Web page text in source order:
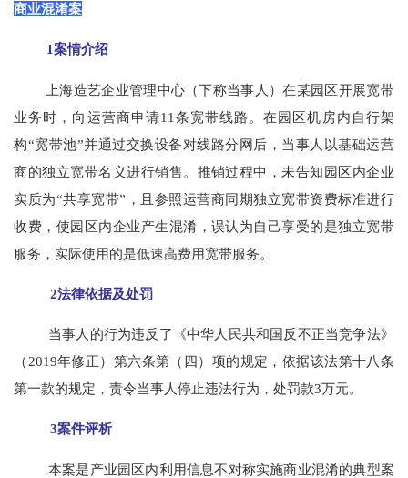
商业混淆案
1案情介绍
上海造艺企业管理中心（下称当事人）在某园区开展宽带
业务时，向运营商申请11条宽带线路。在园区机房内自行架
构“宽带池”并通过交换设备对线路分网后，当事人以基础运营
商的独立宽带名义进行销售。推销过程中，未告知园区内企业
实质为“共享宽带”，且参照运营商同期独立宽带资费标准进行
收费，使园区内企业产生混淆，误认为自己享受的是独立宽带
服务，实际使用的是低速高费用宽带服务。
2法律依据及处罚
当事人的行为违反了《中华人民共和国反不正当竞争法》
（2019年修正）第六条第（四）项的规定，依据该法第十八条
第一款的规定，责令当事人停止违法行为，处罚款3万元。
3案件评析
本案是产业园区内利用信息不对称实施商业混淆的典型案